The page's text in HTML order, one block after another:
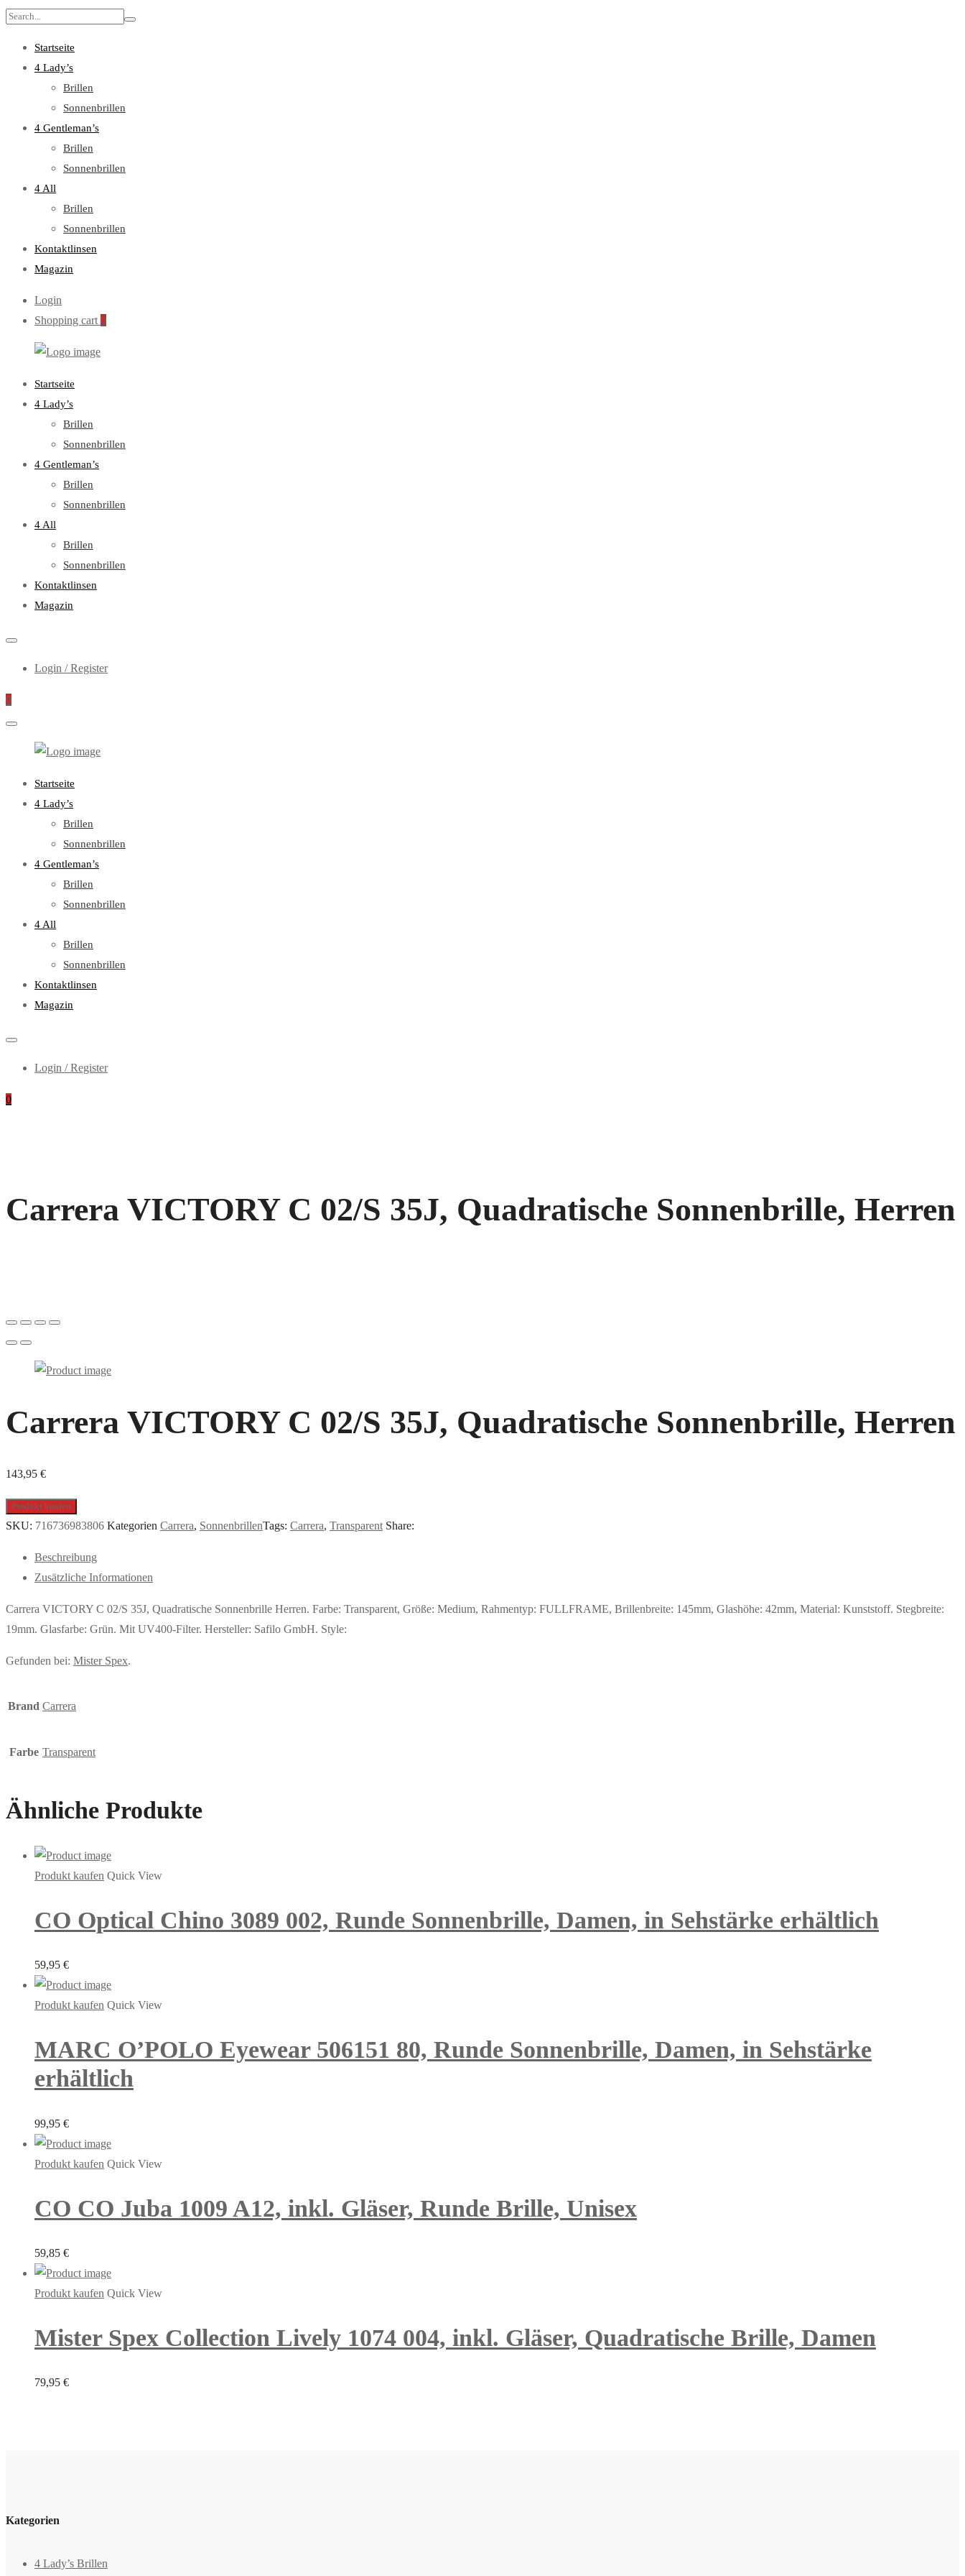
Search
Startseite
4 Lady’s
Brillen
Sonnenbrillen
4 Gentleman’s
Brillen
Sonnenbrillen
4 All
Brillen
Sonnenbrillen
Kontaktlinsen
Magazin
Login
Shopping cart 0
Primary
Menu
Startseite
4 Lady’s
Brillen
Sonnenbrillen
4 Gentleman’s
Brillen
Sonnenbrillen
4 All
Brillen
Sonnenbrillen
Kontaktlinsen
Magazin
Login / Register
0
Primary
Menu
Startseite
4 Lady’s
Brillen
Sonnenbrillen
4 Gentleman’s
Brillen
Sonnenbrillen
4 All
Brillen
Sonnenbrillen
Kontaktlinsen
Magazin
Login / Register
0
Carrera VICTORY C 02/S 35J, Quadratische Sonnenbrille, Herren
Carrera VICTORY C 02/S 35J, Quadratische Sonnenbrille, Herren
143,95 €
Produkt kaufen
SKU: 716736983806 Kategorien Carrera, SonnenbrillenTags: Carrera, Transparent Share:
Beschreibung
Zusätzliche Informationen
Carrera VICTORY C 02/S 35J, Quadratische Sonnenbrille Herren. Farbe: Transparent, Größe: Medium, Rahmentyp: FULLFRAME, Brillenbreite: 145mm, Glashöhe: 42mm, Material: Kunststoff. Stegbreite:
19mm. Glasfarbe: Grün. Mit UV400-Filter. Hersteller: Safilo GmbH. Style:
Gefunden bei: Mister Spex.
Brand Carrera
Farbe Transparent
Ähnliche Produkte
Produkt kaufen Quick View
CO Optical Chino 3089 002, Runde Sonnenbrille, Damen, in Sehstärke erhältlich
59,95 €
Produkt kaufen Quick View
MARC O’POLO Eyewear 506151 80, Runde Sonnenbrille, Damen, in Sehstärke
erhältlich
99,95 €
Produkt kaufen Quick View
CO CO Juba 1009 A12, inkl. Gläser, Runde Brille, Unisex
59,85 €
Produkt kaufen Quick View
Mister Spex Collection Lively 1074 004, inkl. Gläser, Quadratische Brille, Damen
79,95 €
Kategorien
4 Lady’s Brillen